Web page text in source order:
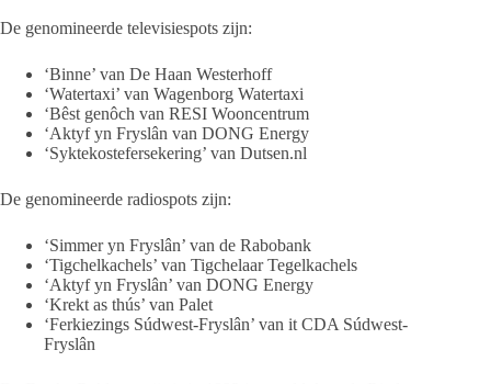
De genomineerde televisiespots zijn:
‘Binne’ van De Haan Westerhoff
‘Watertaxi’ van Wagenborg Watertaxi
‘Bêst genôch van RESI Wooncentrum
‘Aktyf yn Fryslân van DONG Energy
‘Syktekostefersekering’ van Dutsen.nl
De genomineerde radiospots zijn:
‘Simmer yn Fryslân’ van de Rabobank
‘Tigchelkachels’ van Tigchelaar Tegelkachels
‘Aktyf yn Fryslân’ van DONG Energy
‘Krekt as thús’ van Palet
‘Ferkiezings Súdwest-Fryslân’ van it CDA Súdwest-
Fryslân